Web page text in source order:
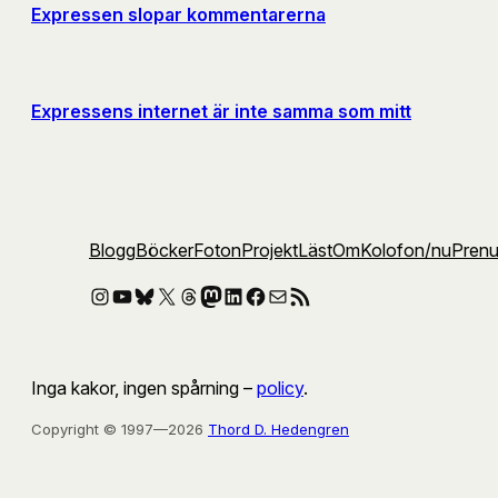
Expressen slopar kommentarerna
Expressens internet är inte samma som mitt
BloggBöckerFotonProjektLästOmKolofon/nu
Instagram
YouTube
Bluesky
X Threads
Mastodon
LinkedIn
Facebook
E-postRSS-flöde
Inga kakor, ingen spårning – policy.
Copyright © 1997—2026 Thord D. Hedengren